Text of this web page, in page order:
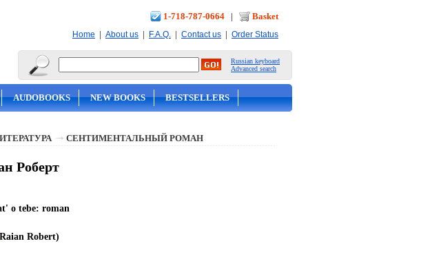
1-718-787-0664 | Basket
Home | About us | F.A.Q. | Contact us | Order Status
Russian keyboard
Advanced search
AUDOBOOKS NEW BOOKS BESTSELLERS
СЕНТИМЕНТАЛЬНЫЙ РОМАН
Роберт
o tebe: roman
Robert)